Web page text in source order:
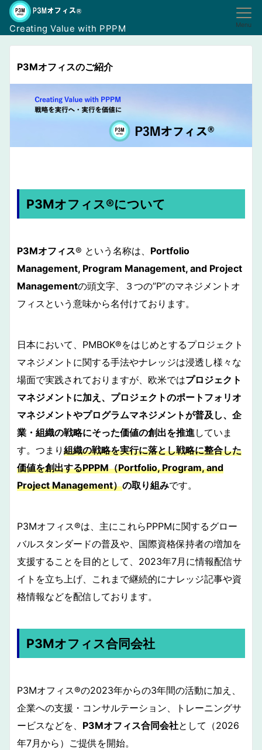
Creating Value with PPPM Menu
P3Mオフィスのご紹介
P3Mオフィス®︎について
P3Mオフィス®︎ という名称は、 Portfolio
Management, Program Management, and Project
Managementの頭文字、３つの”P”のマネジメントオ
フィスという意味から名付けております。
日本において、PMBOK®︎をはじめとするプロジェクト
マネジメントに関する手法やナレッジは浸透し様々な
場面で実践されておりますが、欧米ではプロジェクト
マネジメントに加え、プロジェクトのポートフォリオ
マネジメントやプログラムマネジメントが普及し、企
業・組織の戦略にそった価値の創出を推進していま
す。つまり 組織の戦略を実行に落とし戦略に整合した
価値を創出するPPPM（Portfolio, Program, and
Project Management）の取り組みです。
P3Mオフィス®︎は、主にこれらPPPMに関するグロー
バルスタンダードの普及や、国際資格保持者の増加を
支援することを目的として、2023年7月に情報配信サ
イトを立ち上げ、これまで継続的にナレッジ記事や資
格情報などを配信しております。
P3Mオフィス合同会社
P3Mオフィス®︎の2023年からの3年間の活動に加え、
企業への支援・コンサルテーション、トレーニングサ
ービスなどを、 P3Mオフィス合同会社として（2026
年7月から）ご提供を開始。